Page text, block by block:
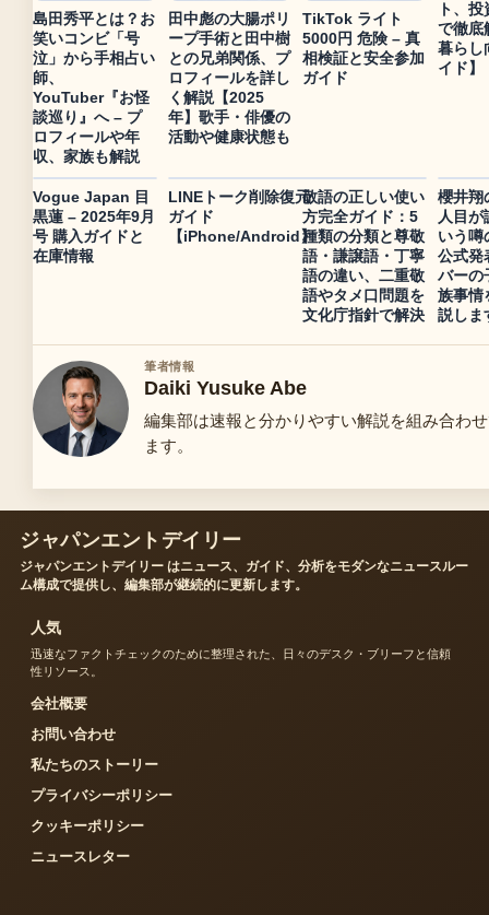
島田秀平とは？お
笑いコンビ「号
泣」から手相占い
師、
YouTuber『お怪
談巡り』へ – プ
ロフィールや年
収、家族も解説
田中彪の大腸ポリ
ープ手術と田中樹
との兄弟関係、プ
ロフィールを詳し
く解説【2025
年】歌手・俳優の
活動や健康状態も
TikTok ライト
5000円 危険 – 真
相検証と安全参加
ガイド
ト、
で徹底
暮らし
イド】
Vogue Japan 目
黒蓮 – 2025年9月
号 購入ガイドと
在庫情報
LINEトーク削除復元
ガイド
【iPhone/Android】
敬語の正しい使い
方完全ガイド：5
種類の分類と尊敬
語・謙譲語・丁寧
語の違い、二重敬
語やタメ口問題を
文化庁指針で解決
櫻井翔
人目が
いう噂
公式発
バーの
族事情
説しま
筆者情報
Daiki Yusuke Abe
編集部は速報と分かりやすい解説を組み合わ
ます。
ジャパンエントデイリー
ジャパンエントデイリー はニュース、ガイド、分析をモダンなニュースルー
ム構成で提供し、編集部が継続的に更新します。
人気
迅速なファクトチェックのために整理された、日々のデスク・ブリーフと信頼
性リソース。
会社概要
お問い合わせ
私たちのストーリー
プライバシーポリシー
クッキーポリシー
ニュースレター